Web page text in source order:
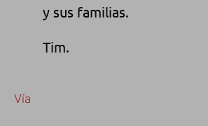
y sus familias.
Tim.
Vía